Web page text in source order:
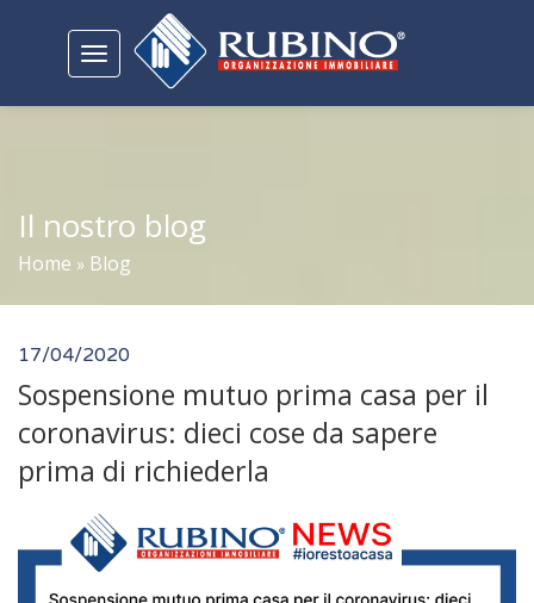
Toggle
navigation
Il nostro blog
Home » Blog
17/04/2020
Sospensione mutuo prima casa per il
coronavirus: dieci cose da sapere
prima di richiederla